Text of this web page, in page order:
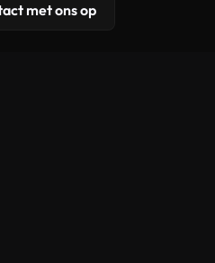
met ons op